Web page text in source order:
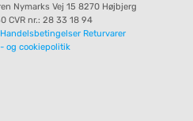
Nymarks Vej 15 8270 Højbjerg
CVR nr.: 28 33 18 94
Handelsbetingelser Returvarer
og cookiepolitik